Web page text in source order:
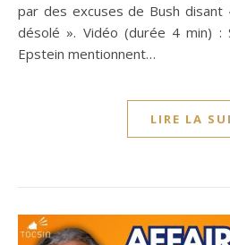
par des excuses de Bush
désolé ». Vidéo (durée 4 min) :
Epstein mentionnent…
LIRE LA